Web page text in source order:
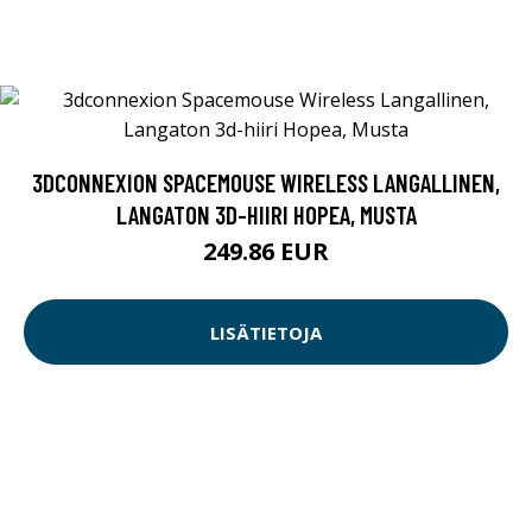
3DCONNEXION SPACEMOUSE WIRELESS LANGALLINEN,
LANGATON 3D-HIIRI HOPEA, MUSTA
249.86 EUR
LISÄTIETOJA